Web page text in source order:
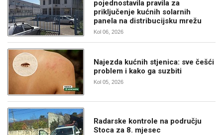
pojednostavila pravila za
priključenje kućnih solarnih
panela na distribucijsku mrežu
Kol 06, 2026
Najezda kućnih stjenica: sve češći
problem i kako ga suzbiti
Kol 05, 2026
Radarske kontrole na području
Stoca za 8. mjesec